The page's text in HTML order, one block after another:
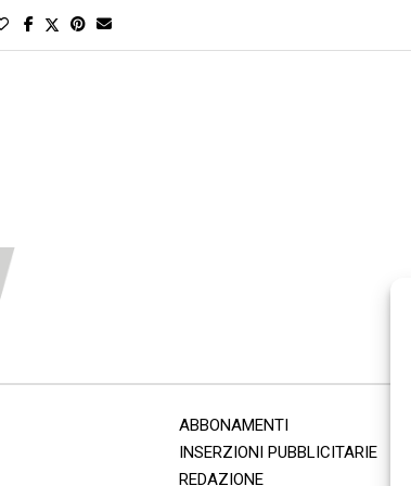
ABBONAMENTI
INSERZIONI PUBBLICITARIE
REDAZIONE